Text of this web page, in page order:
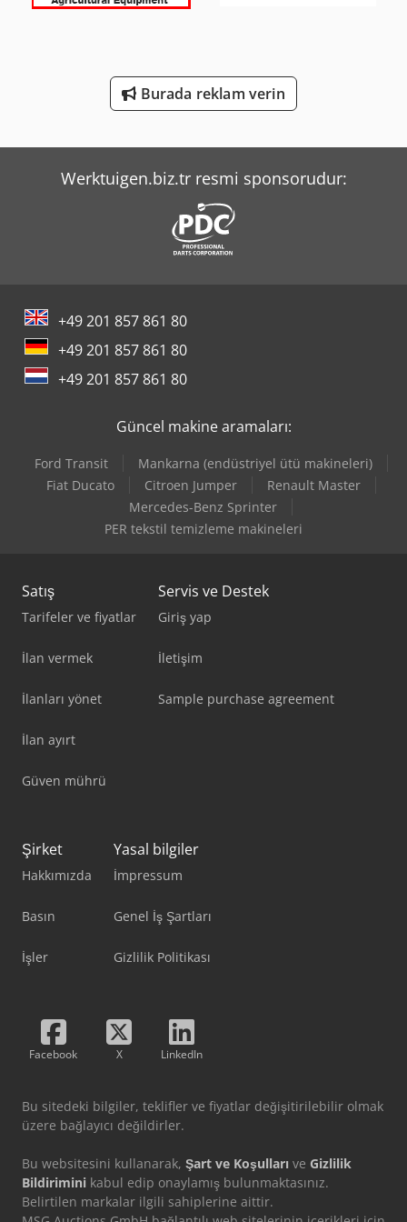
Volvo Mini Ekskavatör
Volvo Paletli Ekskavatör
Wacker Neuson Mini Ekskavatör
Burada reklam verin
Werktuigen.biz.tr resmi sponsorudur:
+49 201 857 861 80
+49 201 857 861 80
+49 201 857 861 80
Güncel makine aramaları:
Ford Transit
Mankarna (endüstriyel ütü makineleri)
Fiat Ducato
Citroen Jumper
Renault Master
Mercedes-Benz Sprinter
PER tekstil temizleme makineleri
Satış
Tarifeler ve fiyatlar
İlan vermek
İlanları yönet
İlan ayırt
Güven mührü
Servis ve Destek
Giriş yap
İletişim
Sample purchase agreement
Şirket
Hakkımızda
Basın
İşler
Yasal bilgiler
İmpressum
Genel İş Şartları
Gizlilik Politikası
Facebook X LinkedIn
Bu sitedeki bilgiler, teklifler ve fiyatlar değişitirilebilir olmak
üzere bağlayıcı değildirler.
Bu websitesini kullanarak, Şart ve Koşulları ve Gizlilik
Bildirimini kabul edip onaylamış bulunmaktasınız.
Belirtilen markalar ilgili sahiplerine aittir.